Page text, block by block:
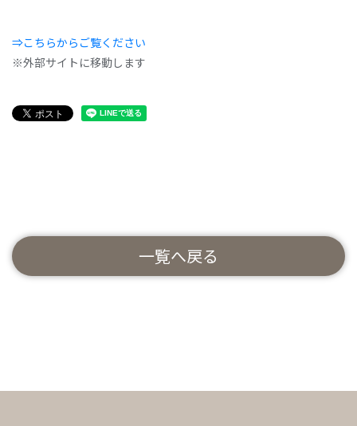
⇒こちらからご覧ください
※外部サイトに移動します
一覧へ戻る